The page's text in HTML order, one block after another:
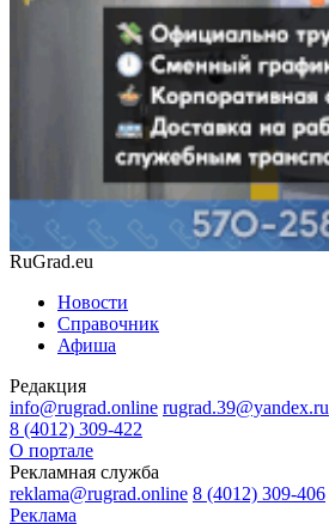
RuGrad.eu
Новости
Справочник
Афиша
Редакция
info@rugrad.online rugrad.39@yandex.ru
8 (4012) 309-422
О портале
Рекламная служба
reklama@rugrad.online 8 (4012) 309-406
Реклама